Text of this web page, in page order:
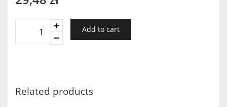
ŻURAWIE
Add to cart
Related products